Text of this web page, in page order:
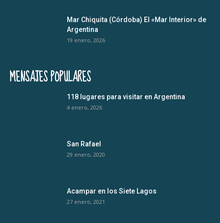
Mar Chiquita (Córdoba) El «Mar Interior» de
Argentina
19 enero, 2026
MENSAJES POPULARES
118 lugares para visitar en Argentina
4 enero, 2026
San Rafael
29 enero, 2020
Acampar en los Siete Lagos
27 enero, 2021